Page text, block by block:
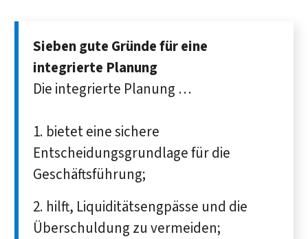
Sieben gute Gründe für eine
integrierte Planung
Die integrierte Planung …
bietet eine sichere
Entscheidungsgrundlage für die
Geschäftsführung;
hilft, Liquiditätsengpässe und die
Überschuldung zu vermeiden;